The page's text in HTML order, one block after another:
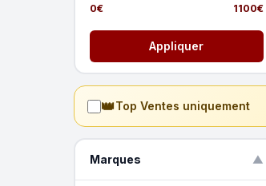
0€ 1100€
Appliquer
👑Top Ventes uniquement
Marques ▼